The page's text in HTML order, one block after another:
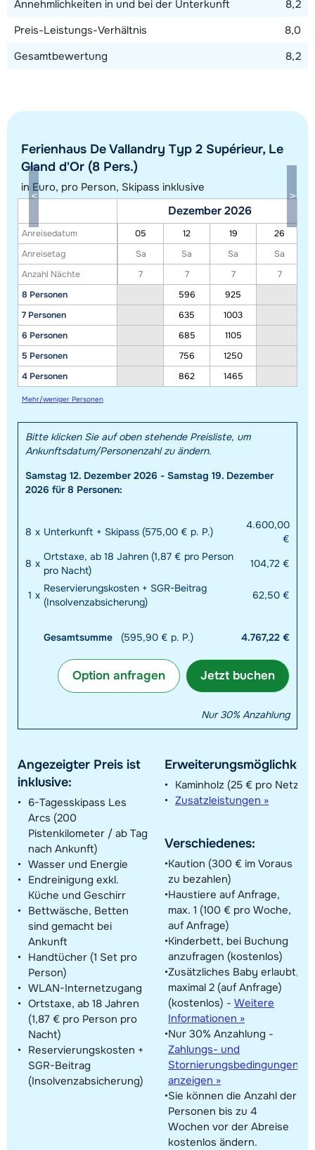
Alle Unterkünfte in diesem Gebiet anzeigen
Diese Karte zeigt eine Indikation der Lage unserer Unterkünfte. Die genaue
Lage kann jedoch abweichen.
Annehmlichkeiten in und bei der Unterkunft
8,2
Preis-Leistungs-Verhältnis
8,0
Gesamtbewertung
8,2
Ferienhaus De Vallandry Typ 2 Supérieur, Le
Gland d'Or (8 Pers.)
in Euro, pro Person, Skipass inklusive
Anreisedatum
Anreisetag
Anzahl Nächte
8 Personen
7 Personen
6 Personen
5 Personen
4 Personen
Dezember 2026
05 12 19
26
Sa
Sa Sa
Sa
7
7 7
7
596
925
635
1003
685
1105
756
1250
862
1465
Mehr/weniger Personen
Bitte klicken Sie auf oben stehende Preisliste, um
Ankunftsdatum/Personenzahl zu ändern.
Samstag 12. Dezember 2026 - Samstag 19. Dezember
2026 für 8 Personen:
8 x Unterkunft + Skipass (575,00 € p. P.)
4.600,00
€
8 x
Ortstaxe, ab 18 Jahren (1,87 € pro Person
pro Nacht)
104,72 €
1 x
Reservierungskosten + SGR-Beitrag
(Insolvenzabsicherung)
62,50 €
Gesamtsumme (595,90 € p. P.) 4.767,22 €
Jetzt buchen
Option anfragen
Nur 30% Anzahlung
Angezeigter Preis ist
inklusive:
6-Tagesskipass Les
Arcs (200
Pistenkilometer / ab Tag
nach Ankunft)
Wasser und Energie
Endreinigung exkl.
Küche und Geschirr
Bettwäsche, Betten
sind gemacht bei
Ankunft
Handtücher (1 Set pro
Person)
WLAN-Internetzugang
Ortstaxe, ab 18 Jahren
(1,87 € pro Person pro
Nacht)
Reservierungskosten +
SGR-Beitrag
(Insolvenzabsicherung)
Kaminholz (25 € pro Netz)
Zusatzleistungen »
Verschiedenes:
Kaution (300 € im Voraus
zu bezahlen)
Haustiere auf Anfrage,
max. 1 (100 € pro Woche,
auf Anfrage)
Kinderbett, bei Buchung
anzufragen (kostenlos)
Zusätzliches Baby erlaubt,
maximal 2 (auf Anfrage)
(kostenlos) - Weitere
Informationen »
Nur 30% Anzahlung -
Zahlungs- und
Stornierungsbedingungen
anzeigen »
Sie können die Anzahl der
Personen bis zu 4
Wochen vor der Abreise
kostenlos ändern.